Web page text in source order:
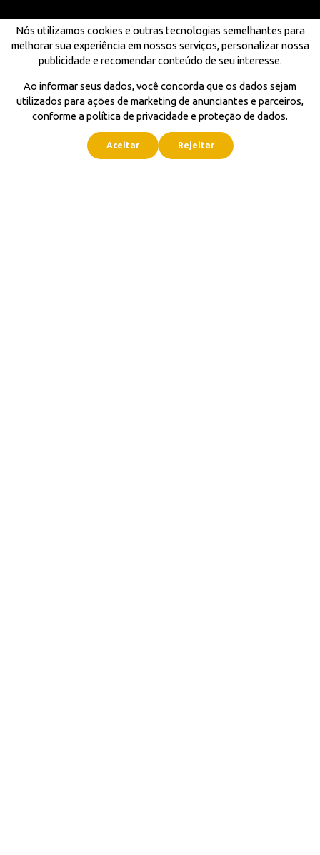
Nós utilizamos cookies e outras tecnologias semelhantes para
melhorar sua experiência em nossos serviços, personalizar nossa
publicidade e recomendar conteúdo de seu interesse.
Ao informar seus dados, você concorda que os dados sejam
utilizados para ações de marketing de anunciantes e parceiros,
conforme a política de privacidade e proteção de dados.
Aceitar Rejeitar